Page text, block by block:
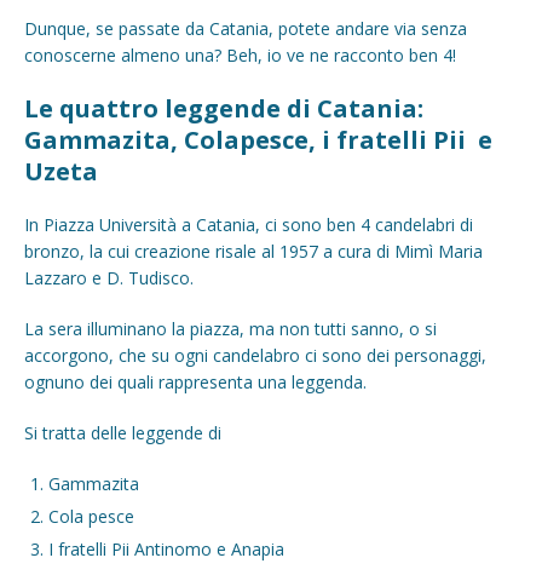
Dunque, se passate da Catania, potete andare via senza
conoscerne almeno una? Beh, io ve ne racconto ben 4!
Le quattro leggende di Catania:
Gammazita, Colapesce, i fratelli Pii e
Uzeta
In Piazza Università a Catania, ci sono ben 4 candelabri di
bronzo, la cui creazione risale al 1957 a cura di Mimì Maria
Lazzaro e D. Tudisco.
La sera illuminano la piazza, ma non tutti sanno, o si
accorgono, che su ogni candelabro ci sono dei personaggi,
ognuno dei quali rappresenta una leggenda.
Si tratta delle leggende di
Gammazita
Cola pesce
I fratelli Pii Antinomo e Anapia